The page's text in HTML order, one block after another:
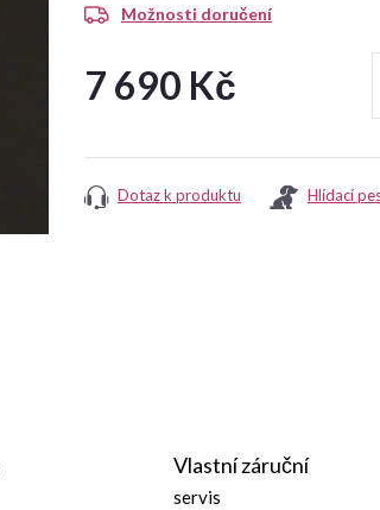
Možnosti doručení
7 690 Kč
Dotaz k produktu Hlídací
Vlastní záruční
servis